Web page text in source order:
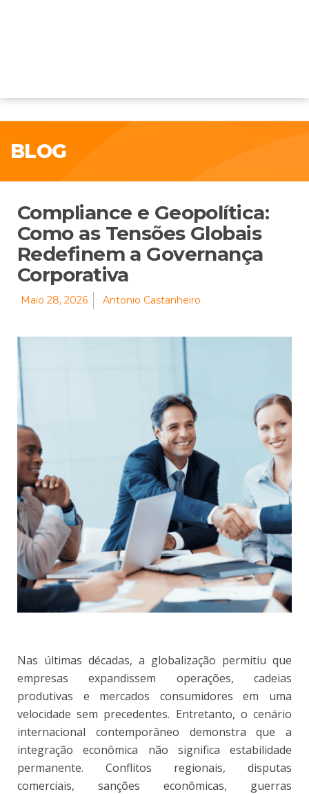
BLOG
Compliance e Geopolítica:
Como as Tensões Globais
Redefinem a Governança
Corporativa
Maio 28, 2026 Antonio Castanheiro
Nas últimas décadas, a globalização permitiu que
empresas expandissem operações, cadeias
produtivas e mercados consumidores em uma
velocidade sem precedentes. Entretanto, o cenário
internacional contemporâneo demonstra que a
integração econômica não significa estabilidade
permanente. Conflitos regionais, disputas
comerciais, sanções econômicas, guerras